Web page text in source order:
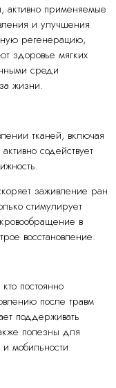
применяемые
и улучшения
регенерацию,
здоровье мягких
среди
жизни.
тканей, включая
содействует
заживление ран
стимулирует
в
восстановление.
постоянно
после травм
поддерживать
полезны для
мобильности.